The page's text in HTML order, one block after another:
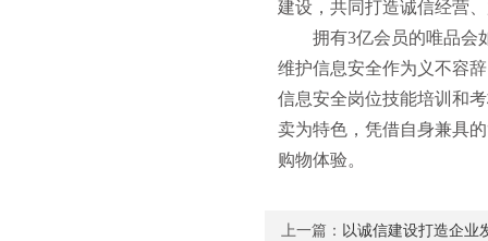
建设，共同打造诚信经营
拥有3亿会员的唯品会如
维护信息安全作为义不容
信息安全岗位技能培训和
卖为特色，凭借自身兼具
购物体验。
上一篇： 以诚信建设打造企